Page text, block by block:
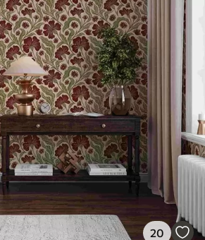
20